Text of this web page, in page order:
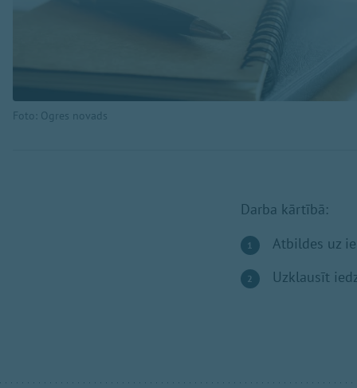
Foto: Ogres novads
Darba kārtībā:
Atbildes uz
Uzklausīt